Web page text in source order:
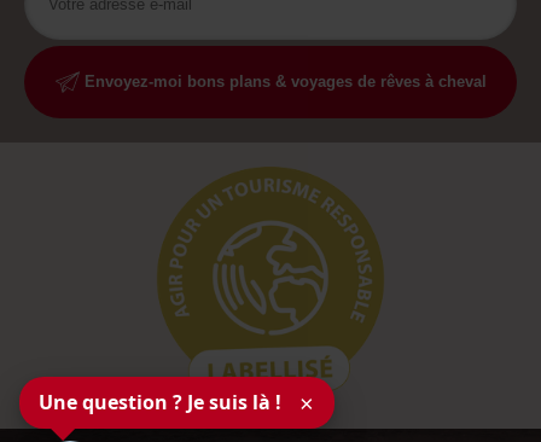
Envoyez-moi bons plans & voyages de rêves à cheval
Une question ? Je suis là ! ×